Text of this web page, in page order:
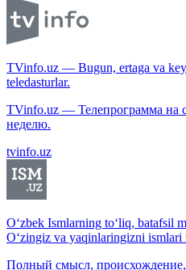
TVinfo.uz — Bugun, ertaga va
teledasturlar.
TVinfo.uz — Телепрограмма на
неделю.
tvinfo.uz
O‘zbek Ismlarning to‘liq, batafsil
O‘zingiz va yaqinlaringizni ismlari
Полный смысл,